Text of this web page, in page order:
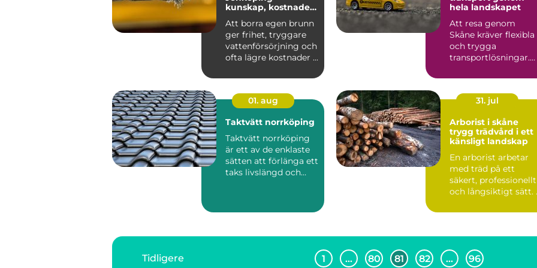
kunskap, kostnader
Att borra egen brunn
ger frihet, tryggare
vattenförsörjning och
ofta lägre kostnader ...
hela landskapet
Att resa genom
Skåne kräver flexibla
och trygga
transportlösningar.
fungerar bra i
01. aug
Taktvätt norrköping
Taktvätt norrköping
är ett av de enklaste
sätten att förlänga ett
taks livslängd och
31. jul
Arborist i skåne
trygg trädvård i ett
känsligt landskap
En arborist arbetar
med träd på ett
säkert, professionellt
och långsiktigt sätt.
Tidligere 1 … 80 81 82 … 96